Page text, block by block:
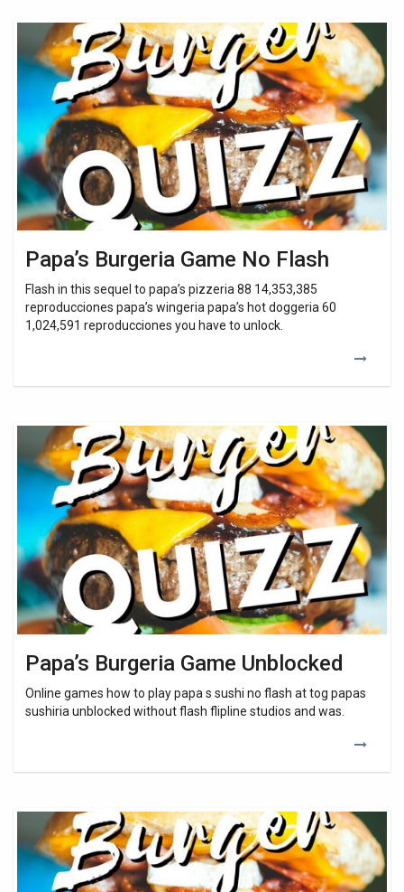
Papa’s Burgeria Game No Flash
Flash in this sequel to papa’s pizzeria 88 14,353,385
reproducciones papa’s wingeria papa’s hot doggeria 60
1,024,591 reproducciones you have to unlock.
Papa’s
Burgeria
Game
No
Papa’s Burgeria Game Unblocked
Online games how to play papa s sushi no flash at tog papas
sushiria unblocked without flash flipline studios and was.
Papa’s
Burgeria
Game
Unblocked
Papa’s
Burgeria
Game
Free
Download